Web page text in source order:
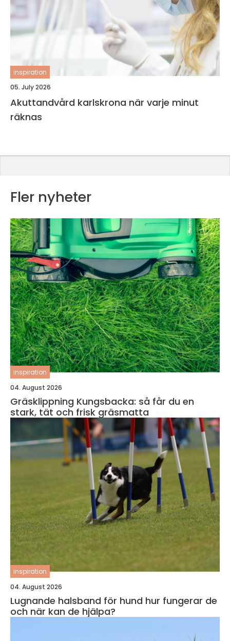
inspiration
05. July 2026
Akuttandvård karlskrona när varje minut
räknas
Fler nyheter
inspiration
04. August 2026
Gräsklippning Kungsbacka: så får du en
stark, tät och frisk gräsmatta
inspiration
04. August 2026
Lugnande halsband för hund hur fungerar de
och när kan de hjälpa?